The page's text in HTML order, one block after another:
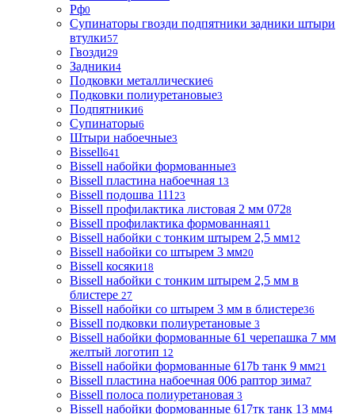
Рф0
Супинаторы гвозди подпятники задники штыри
втулки57
Гвозди29
Задники4
Подковки металлические6
Подковки полиуретановые3
Подпятники6
Супинаторы6
Штыри набоечные3
Bissell641
Bissell набойки формованные3
Bissell пластина набоечная 13
Bissell подошва 111 23
Bissell профилактика листовая 2 мм 0728
Bissell профилактика формованная11
Bissell набойки с тонким штырем 2,5 мм12
Bissell набойки со штырем 3 мм20
Bissell косяки18
Bissell набойки с тонким штырем 2,5 мм в
блистере 27
Bissell набойки со штырем 3 мм в блистере36
Bissell подковки полиуретановые 3
Bissell набойки формованные 61 черепашка 7 мм
желтый логотип 12
Bissell набойки формованные 617b танк 9 мм21
Bissell пластина набоечная 006 раптор зима7
Bissell полоса полиуретановая 3
Bissell набойки формованные 617тк танк 13 мм4